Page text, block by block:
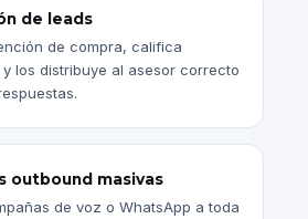
de leads
de compra, califica
los distribuye al asesor correcto
outbound masivas
de voz o WhatsApp a toda